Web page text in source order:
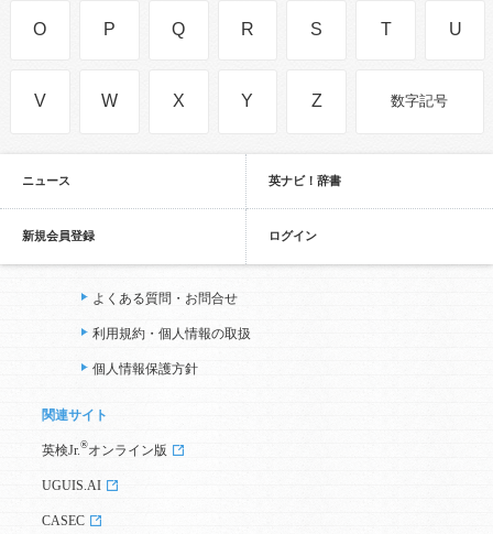
O P Q R S T U
V W X Y Z 数字記号
ニュース 英ナビ！辞書
新規会員登録 ログイン
よくある質問・お問合せ
利用規約・個人情報の取扱
個人情報保護方針
関連サイト
英検Jr. ®オンライン版
UGUIS.AI
CASEC